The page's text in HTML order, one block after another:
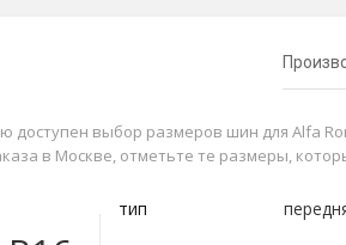
выбор размеров шин для Alfa
в Москве, отметьте те размеры,
тип